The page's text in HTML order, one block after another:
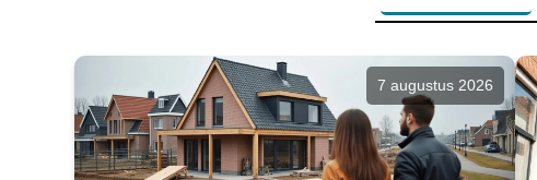
7 augustus 2026